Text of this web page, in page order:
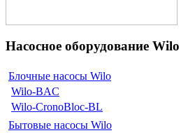
Насосное оборудование Wilo
Блочные насосы Wilo
Wilo-BAC
Wilo-CronoBloc-BL
Бытовые насосы Wilo